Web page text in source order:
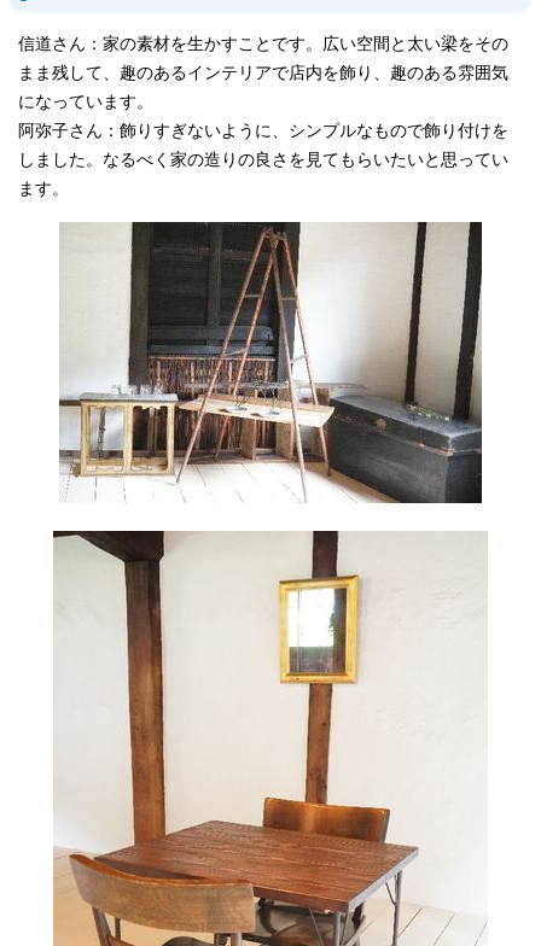
信道さん：家の素材を生かすことです。広い空間と太い梁をその
まま残して、趣のあるインテリアで店内を飾り、趣のある雰囲気
になっています。
阿弥子さん：飾りすぎないように、シンプルなもので飾り付けを
しました。なるべく家の造りの良さを見てもらいたいと思ってい
ます。